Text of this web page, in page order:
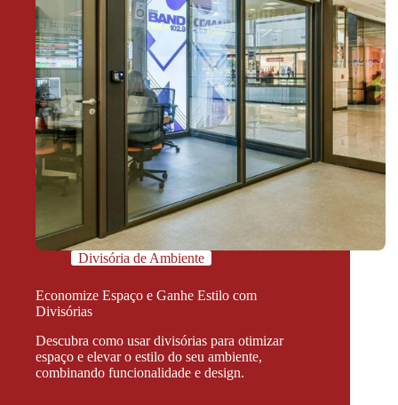
Divisória de Ambiente
Economize Espaço e Ganhe Estilo com
Divisórias
Descubra como usar divisórias para otimizar
espaço e elevar o estilo do seu ambiente,
combinando funcionalidade e design.